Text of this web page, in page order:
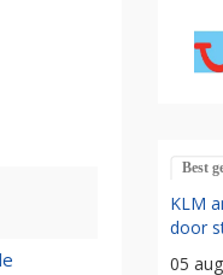
Best
KLM
door
05